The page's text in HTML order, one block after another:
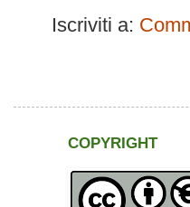
Iscriviti a:
COPYRIGHT